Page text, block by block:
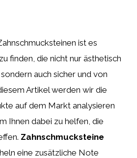
ist es
finden, die nicht nur ästhetisch
auch sicher und von
Artikel werden wir die
auf dem Markt analysieren
Ihnen dabei zu helfen, die
Zahnschmucksteine
eine zusätzliche Note